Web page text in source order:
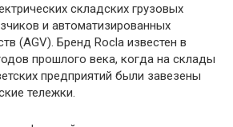
складских грузовых
и автоматизированных
(AGV). Бренд Rocla известен в
прошлого века, когда на склады
предприятий были завезены
тележки.